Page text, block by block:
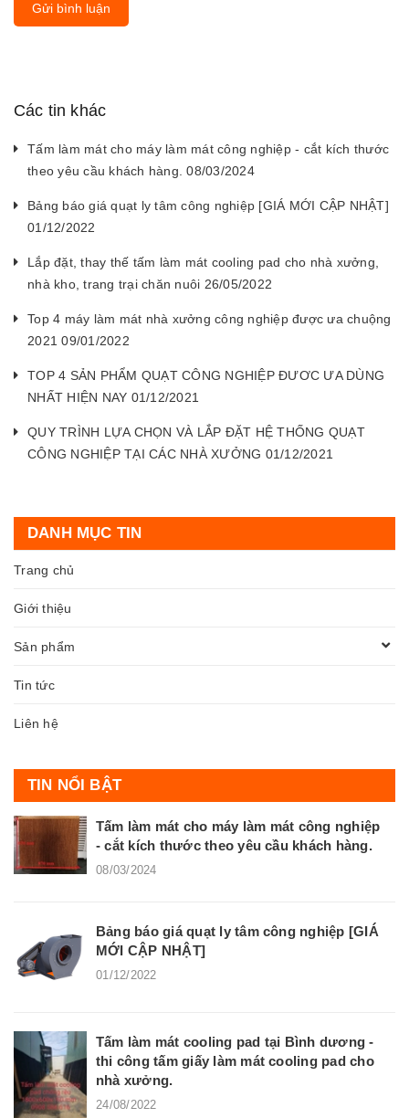
Gửi bình luận
Các tin khác
Tấm làm mát cho máy làm mát công nghiệp - cắt kích thước
theo yêu cầu khách hàng. 08/03/2024
Bảng báo giá quạt ly tâm công nghiệp [GIÁ MỚI CẬP NHẬT]
01/12/2022
Lắp đặt, thay thế tấm làm mát cooling pad cho nhà xưởng,
nhà kho, trang trại chăn nuôi 26/05/2022
Top 4 máy làm mát nhà xưởng công nghiệp được ưa chuộng
2021 09/01/2022
TOP 4 SẢN PHẨM QUẠT CÔNG NGHIỆP ĐƯƠC ƯA DÙNG
NHẤT HIỆN NAY 01/12/2021
QUY TRÌNH LỰA CHỌN VÀ LẮP ĐẶT HỆ THỐNG QUẠT
CÔNG NGHIỆP TẠI CÁC NHÀ XƯỞNG 01/12/2021
DANH MỤC TIN
Trang chủ
Giới thiệu
Sản phẩm
Tin tức
Liên hệ
TIN NỔI BẬT
Tấm làm mát cho máy làm mát công nghiệp
- cắt kích thước theo yêu cầu khách hàng.
08/03/2024
Bảng báo giá quạt ly tâm công nghiệp [GIÁ
MỚI CẬP NHẬT]
01/12/2022
Tấm làm mát cooling pad tại Bình dương -
thi công tấm giấy làm mát cooling pad cho
nhà xưởng.
24/08/2022